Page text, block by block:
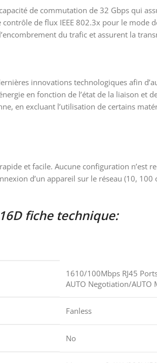
de commutation de 32 Gbps qui
de flux IEEE 802.3x pour le
du trafic et assurent la
innovations technologiques afin
en fonction de l’état de la liaison et
en excluant l’utilisation de certains
et facile. Aucune configuration n’est
d’un appareil sur le réseau (10,
fiche technique:
1610/100Mbps RJ45
AUTO Negotiation/AUTO
Fanless
No